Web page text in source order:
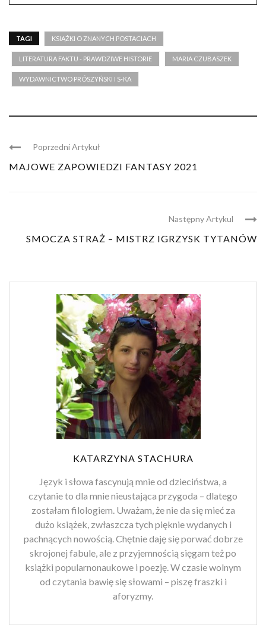
TAGI KSIĄŻKI O ZNANYCH POSTACIACH
LITERATURA FAKTU - PRAWDZIWE HISTORIE MARIA CZUBASZEK
WYDAWNICTWO PRÓSZYŃSKI I S-KA
Poprzedni Artykuł
MAJOWE ZAPOWIEDZI FANTASY 2021
Następny Artykul
SMOCZA STRAŻ – MISTRZ IGRZYSK TYTANÓW
KATARZYNA STACHURA
Język i słowa fascynują mnie od dzieciństwa, a
czytanie to dla mnie nieustająca przygoda – dlatego
zostałam filologiem. Uważam, że nie da się mieć za
dużo książek, zwłaszcza tych pięknie wydanych i
pachnących nowością. Chętnie daję się porwać dobrze
skrojonej fabule, ale z przyjemnością sięgam też po
książki popularnonaukowe i poezję. W czasie wolnym
od czytania bawię się słowami – piszę fraszki i
aforyzmy.